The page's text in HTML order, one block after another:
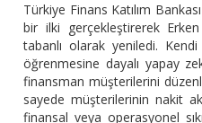
Türkiye Finans Katılım
bir ilki gerçekleştirerek
tabanlı olarak yeniledi.
öğrenmesine dayalı yapay
finansman müşterilerini
sayede müşterilerinin nakit
finansal veya operasyonel